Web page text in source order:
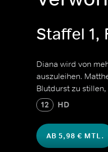
Staffel 1,
Diana wird von
auszuleihen.
Blutdurst zu
12 HD
AB 5,98 € MTL.